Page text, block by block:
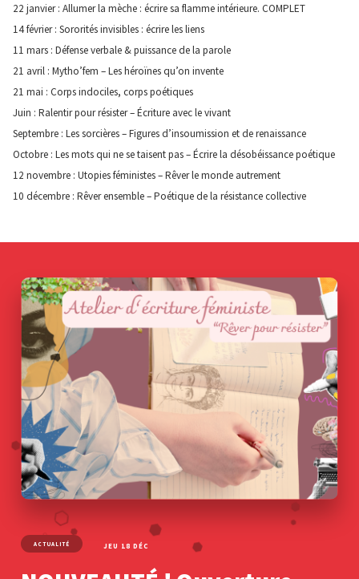
22 janvier : Allumer la mèche : écrire sa flamme intérieure. COMPLET
14 février : Sororités invisibles : écrire les liens
11 mars : Défense verbale & puissance de la parole
21 avril : Mytho’fem – Les héroïnes qu’on invente
21 mai : Corps indociles, corps poétiques
Juin : Ralentir pour résister – Écriture avec le vivant
Septembre : Les sorcières – Figures d’insoumission et de renaissance
Octobre : Les mots qui ne se taisent pas – Écrire la désobéissance poétique
12 novembre : Utopies féministes – Rêver le monde autrement
10 décembre : Rêver ensemble – Poétique de la résistance collective
ACTUALITÉ JEU 18 DÉC